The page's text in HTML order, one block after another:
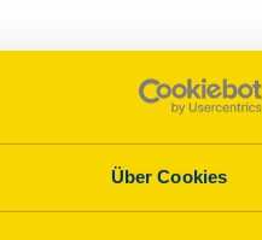
Über Cookies